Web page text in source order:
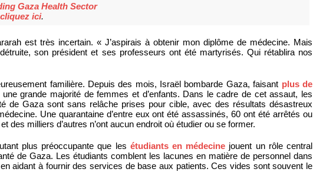
Gaza Health Sector
cliquez ici.
est très incertain. « J’aspirais à obtenir mon diplôme de médecine. Mais
son président et ses professeurs ont été martyrisés. Qui rétablira nos
familière. Depuis des mois, Israël bombarde Gaza, faisant plus de
une grande majorité de femmes et d’enfants. Dans le cadre de cet assaut, les
de Gaza sont sans relâche prises pour cible, avec des résultats désastreux
Une quarantaine d’entre eux ont été assassinés, 60 ont été arrêtés ou
des milliers d’autres n’ont aucun endroit où étudier ou se former.
plus préoccupante que les étudiants en médecine jouent un rôle central
de Gaza. Les étudiants comblent les lacunes en matière de personnel dans
aidant à fournir des services de base aux patients. Ces vides sont souvent le